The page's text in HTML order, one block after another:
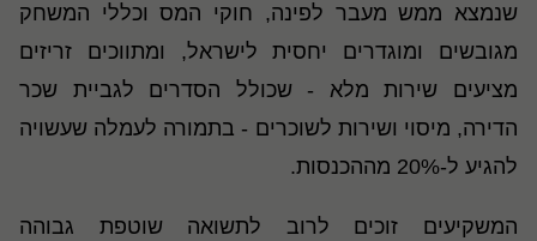
שנמצא ממש מעבר לפינה, חוקי המס וכללי המשחק
מגובשים ומוגדרים יחסית לישראל, ומתווכים זריזים
מציעים שירות מלא - שכולל הסדרים לגביית שכר
הדירה, מיסוי ושירות לשוכרים - בתמורה לעמלה שעשויה
להגיע ל-20% מההכנסות.
המשקיעים זוכים לרוב לתשואה שוטפת גבוהה